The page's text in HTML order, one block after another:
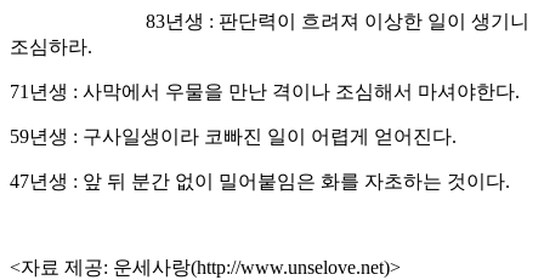
83년생 : 판단력이 흐려져 이상한 일이 생기니
조심하라.
71년생 : 사막에서 우물을 만난 격이나 조심해서 마셔야한다.
59년생 : 구사일생이라 코빠진 일이 어렵게 얻어진다.
47년생 : 앞 뒤 분간 없이 밀어붙임은 화를 자초하는 것이다.
<자료 제공: 운세사랑(http://www.unselove.net)>